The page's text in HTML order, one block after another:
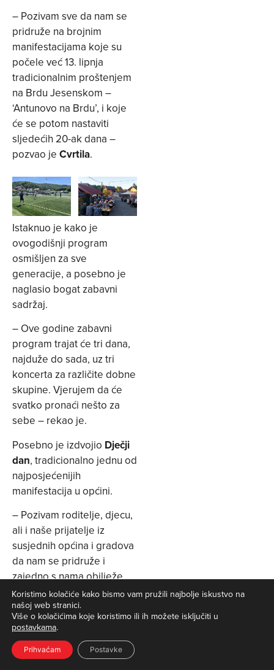
– Pozivam sve da nam se
pridruže na brojnim
manifestacijama koje su
počele već 13. lipnja
tradicionalnim proštenjem
na Brdu Jesenskom –
‘Antunovo na Brdu’, i koje
će se potom nastaviti
sljedećih 20-ak dana –
pozvao je Cvrtila.
Istaknuo je kako je
ovogodišnji program
osmišljen za sve
generacije, a posebno je
naglasio bogat zabavni
sadržaj.
– Ove godine zabavni
program trajat će tri dana,
najduže do sada, uz tri
koncerta za različite dobne
skupine. Vjerujem da će
svatko pronaći nešto za
sebe – rekao je.
Posebno je izdvojio Dječji
dan, tradicionalno jednu od
najposjećenijih
manifestacija u općini.
– Pozivam roditelje, djecu,
ali i naše prijatelje iz
susjednih općina i gradova
da nam se pridruže i
zajedno s nama obilježe
Dane općine Jesenje –
zaključio je načelnik.
Koristimo kolačiće kako bismo vam pružili najbolje iskustvo na
našoj web stranici.
Više o kolačićima koje koristimo ili ih možete isključiti u
postavkama.
Prihvaćam Postavke